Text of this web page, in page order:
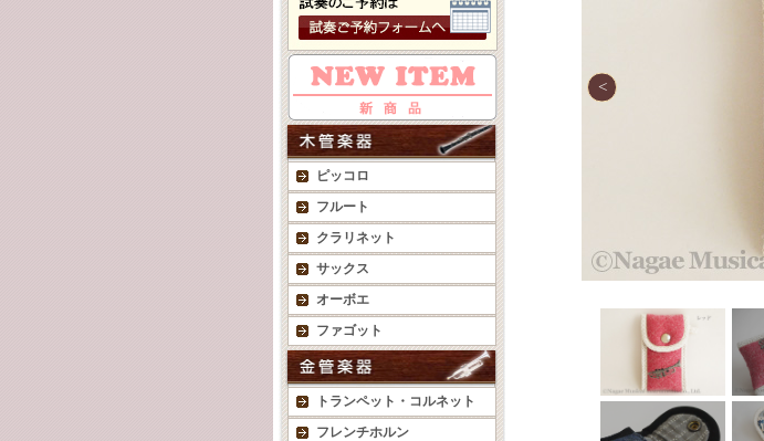
ピッコロ
フルート
クラリネット
サックス
オーボエ
ファゴット
トランペット・コルネット
フレンチホルン